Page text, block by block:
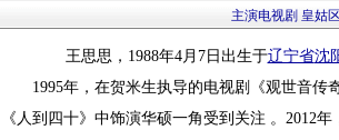
主演电视剧 皇姑
王思思，1988年4月7日出生于辽宁省沈
1995年，在贺米生执导的电视剧《观世音传
《人到四十》中饰演华硕一角受到关注 。2012